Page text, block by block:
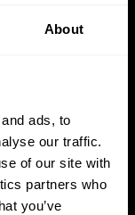
About
ads, to
our traffic.
of our site with
partners who
you’ve